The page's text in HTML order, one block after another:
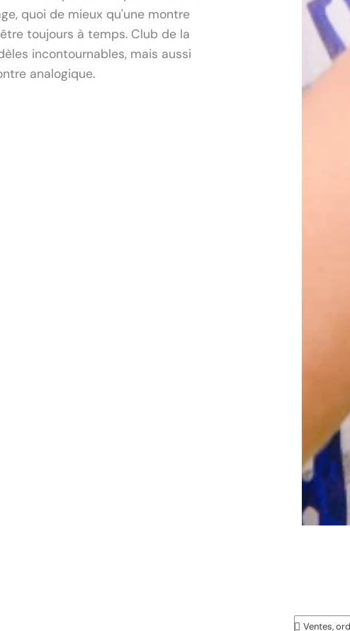
quoi de mieux qu'une montre
toujours à temps. Club de la
incontournables, mais aussi
analogique.